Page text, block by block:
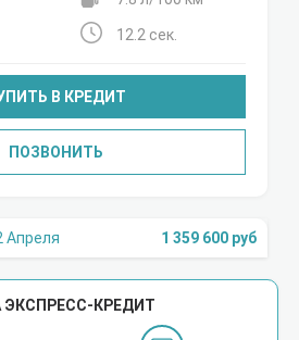
12.2 сек.
В КРЕДИТ
ПОЗВОНИТЬ
Апреля 1 359 600 руб
ЭКСПРЕСС-КРЕДИТ